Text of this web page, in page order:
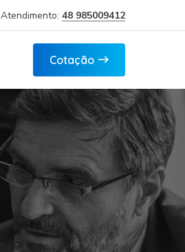
Atendimento: 48 985009412
Cotação